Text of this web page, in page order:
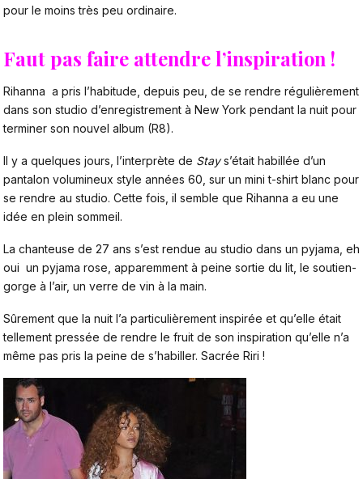
pour le moins très peu ordinaire.
Faut pas faire attendre l’inspiration !
Rihanna a pris l’habitude, depuis peu, de se rendre régulièrement
dans son studio d’enregistrement à New York pendant la nuit pour
terminer son nouvel album (R8).
Il y a quelques jours, l’interprète de Stays’était habillée d’un
pantalon volumineux style années 60, sur un mini t-shirt blanc pour
se rendre au studio. Cette fois, il semble que Rihanna a eu une
idée en plein sommeil.
La chanteuse de 27 ans s’est rendue au studio dans un pyjama, eh
oui un pyjama rose, apparemment à peine sortie du lit, le soutien-
gorge à l’air, un verre de vin à la main.
Sûrement que la nuit l’a particulièrement inspirée et qu’elle était
tellement pressée de rendre le fruit de son inspiration qu’elle n’a
même pas pris la peine de s’habiller. Sacrée Riri !